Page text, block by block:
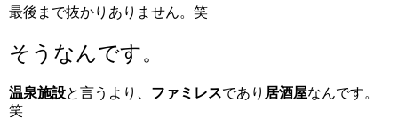
最後まで抜かりありません。笑
そうなんです。
温泉施設と言うより、 ファミレスであり 居酒屋なんです。
笑